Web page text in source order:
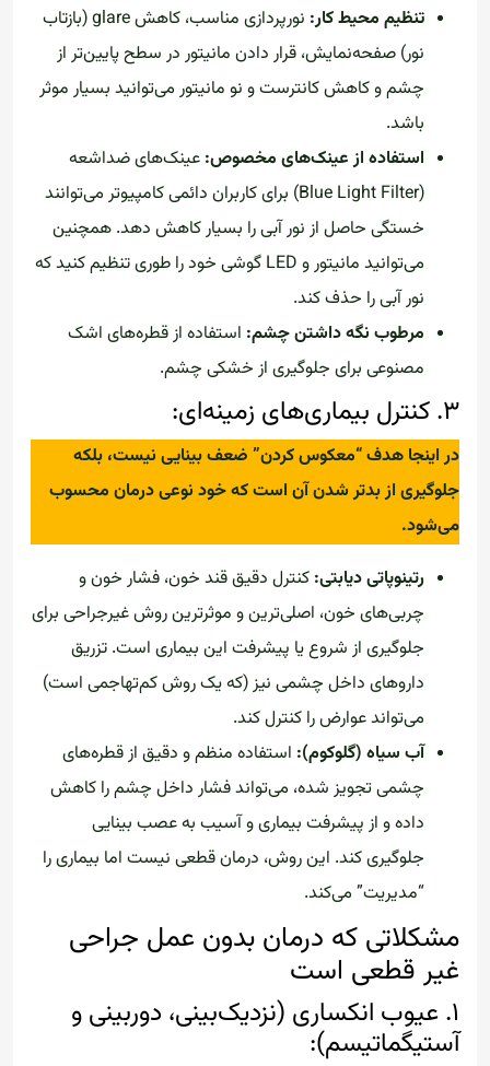
تنظیم محیط کار:
نورپردازی مناسب، کاهش glare (بازتاب
نور) صفحه‌نمایش، قرار دادن مانیتور در سطح پایین‌تر از
چشم و کاهش کانترست و نو مانیتور می‌توانید بسیار موثر
باشد.
استفاده از عینک‌های مخصوص: عینک‌های ضداشعه
(Blue Light Filter) برای کاربران دائمی کامپیوتر می‌توانند
خستگی حاصل از نور آبی را بسیار کاهش دهد. همچنین
می‌توانید مانیتور و LED گوشی خود را طوری تنظیم کنید که
نور آبی را حذف کند.
مرطوب نگه داشتن چشم: استفاده از قطره‌های اشک
مصنوعی برای جلوگیری از خشکی چشم.
۳. کنترل بیماری‌های زمینه‌ای:
در اینجا هدف “معکوس کردن” ضعف بینایی نیست، بلکه
جلوگیری از بدتر شدن آن است که خود نوعی درمان محسوب
می‌شود.
رتینوپاتی دیابتی: کنترل دقیق قند خون، فشار خون و
چربی‌های خون، اصلی‌ترین و موثرترین روش غیرجراحی برای
جلوگیری از شروع یا پیشرفت این بیماری است. تزریق
داروهای داخل چشمی نیز (که یک روش کم‌تهاجمی است)
می‌تواند عوارض را کنترل کند.
آب سیاه (گلوکوم): استفاده منظم و دقیق از قطره‌های
چشمی تجویز شده، می‌تواند فشار داخل چشم را کاهش
داده و از پیشرفت بیماری و آسیب به عصب بینایی
جلوگیری کند. این روش، درمان قطعی نیست اما بیماری را
“مدیریت” می‌کند.
مشکلاتی که درمان بدون عمل جراحی
غیر قطعی است
۱. عیوب انکساری (نزدیک‌بینی، دوربینی و
آستیگماتیسم):